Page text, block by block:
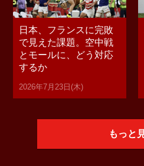
日本、フランスに完敗
で見えた課題。空中戦
とモールに、どう対応
するか
2026年7月23日(木)
もっと